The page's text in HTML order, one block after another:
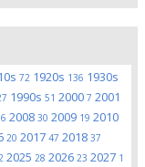
72 1920s 136 1930s
1990s 51 2000 7 2001
2008 30 2009 19 2010
20 2017 47 2018 37
2025 28 2026 23 2027 1